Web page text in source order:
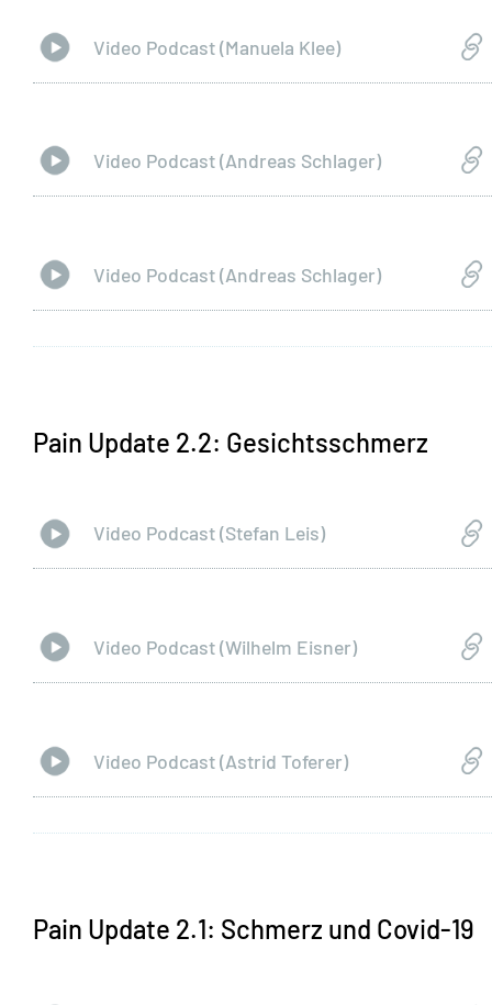
Video Podcast (Manuela Klee)
Video Podcast (Andreas Schlager)
Video Podcast (Andreas Schlager)
Pain Update 2.2: Gesichtsschmerz
Video Podcast (Stefan Leis)
Video Podcast (Wilhelm Eisner)
Video Podcast (Astrid Toferer)
Pain Update 2.1: Schmerz und Covid-19